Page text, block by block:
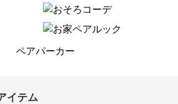
イテム